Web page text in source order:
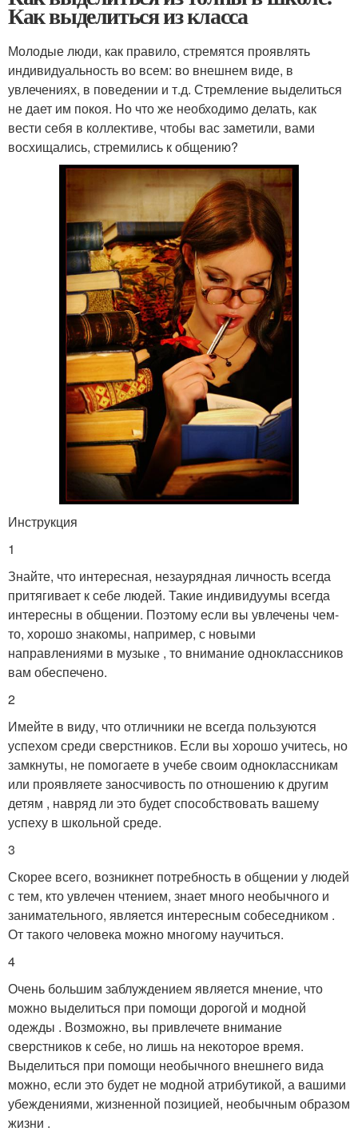
Как выделиться из класса
Молодые люди, как правило, стремятся проявлять
индивидуальность во всем: во внешнем виде, в
увлечениях, в поведении и т.д. Стремление выделиться
не дает им покоя. Но что же необходимо делать, как
вести себя в коллективе, чтобы вас заметили, вами
восхищались, стремились к общению?
Инструкция
1
Знайте, что интересная, незаурядная личность всегда
притягивает к себе людей. Такие индивидуумы всегда
интересны в общении. Поэтому если вы увлечены чем-
то, хорошо знакомы, например, с новыми
направлениями в музыке , то внимание одноклассников
вам обеспечено.
2
Имейте в виду, что отличники не всегда пользуются
успехом среди сверстников. Если вы хорошо учитесь, но
замкнуты, не помогаете в учебе своим одноклассникам
или проявляете заносчивость по отношению к другим
детям , навряд ли это будет способствовать вашему
успеху в школьной среде.
3
Скорее всего, возникнет потребность в общении у людей
с тем, кто увлечен чтением, знает много необычного и
занимательного, является интересным собеседником .
От такого человека можно многому научиться.
4
Очень большим заблуждением является мнение, что
можно выделиться при помощи дорогой и модной
одежды . Возможно, вы привлечете внимание
сверстников к себе, но лишь на некоторое время.
Выделиться при помощи необычного внешнего вида
можно, если это будет не модной атрибутикой, а вашими
убеждениями, жизненной позицией, необычным образом
жизни .